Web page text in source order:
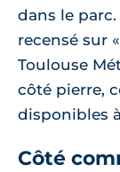
dans le parc.
recensé sur
Toulouse
côté pierre,
disponibles
Côté